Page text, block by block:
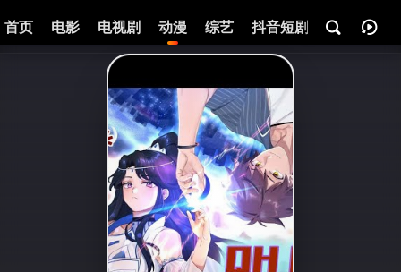
首页 电影 电视剧 动漫 综艺 抖音短剧 即将热映